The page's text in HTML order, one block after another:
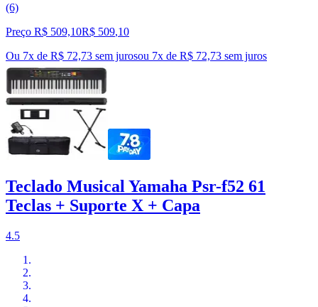
(6)
Preço R$ 509,10R$ 509,10
Ou 7x de R$ 72,73 sem jurosou 7x de R$ 72,73 sem juros
Teclado Musical Yamaha Psr-f52 61
Teclas + Suporte X + Capa
4.5